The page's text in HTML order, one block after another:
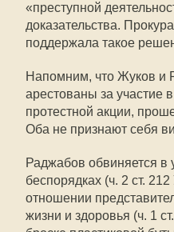
«преступной
доказательства.
поддержала такое
Напомним, что Жуков и
арестованы за участие
протестной акции,
Оба не признают себя
Раджабов обвиняется в
беспорядках (ч. 2 ст.
отношении
жизни и здоровья (ч. 1